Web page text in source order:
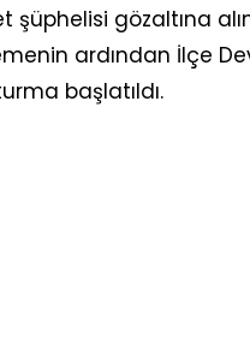
gözaltına
ardından İlçe
başlatıldı.